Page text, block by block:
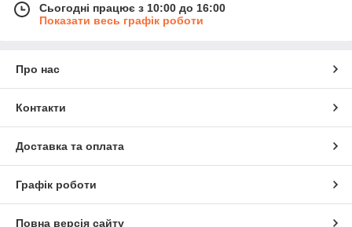
Сьогодні працює з 10:00 до 16:00
Показати весь графік роботи
Про нас
Контакти
Доставка та оплата
Графік роботи
Повна версія сайту